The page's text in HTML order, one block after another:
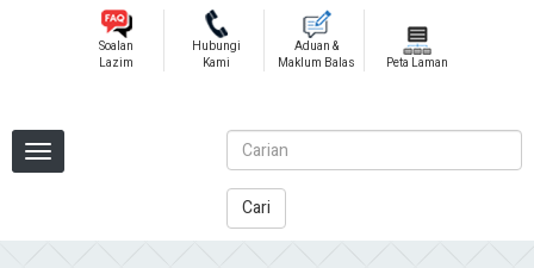
Soalan
Lazim
Hubungi
Kami
Aduan &
Maklum Balas
Peta Laman
Cari